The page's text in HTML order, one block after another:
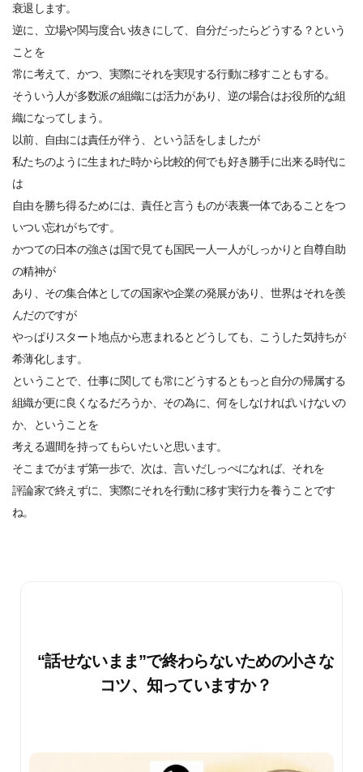
衰退します。
逆に、立場や関与度合い抜きにして、自分だったらどうする？という
ことを
常に考えて、かつ、実際にそれを実現する行動に移すこともする。
そういう人が多数派の組織には活力があり、逆の場合はお役所的な組
織になってしまう。
以前、自由には責任が伴う、という話をしましたが
私たちのように生まれた時から比較的何でも好き勝手に出来る時代に
は
自由を勝ち得るためには、責任と言うものが表裏一体であることをつ
いつい忘れがちです。
かつての日本の強さは国で見ても国民一人一人がしっかりと自尊自助
の精神が
あり、その集合体としての国家や企業の発展があり、世界はそれを羨
んだのですが
やっぱりスタート地点から恵まれるとどうしても、こうした気持ちが
希薄化します。
ということで、仕事に関しても常にどうするともっと自分の帰属する
組織が更に良くなるだろうか、その為に、何をしなければいけないの
か、ということを
考える週間を持ってもらいたいと思います。
そこまでがまず第一歩で、次は、言いだしっぺになれば、それを
評論家で終えずに、実際にそれを行動に移す実行力を養うことです
ね。
“話せないまま”で終わらないための小さな
コツ、知っていますか？